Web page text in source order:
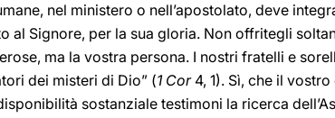
nel ministero o nell’apostolato, deve
al Signore, per la sua gloria. Non offritegli
ma la vostra persona. I nostri fratelli e
dei misteri di Dio” (1 Cor4, 1). Sì, che il
sostanziale testimoni la ricerca